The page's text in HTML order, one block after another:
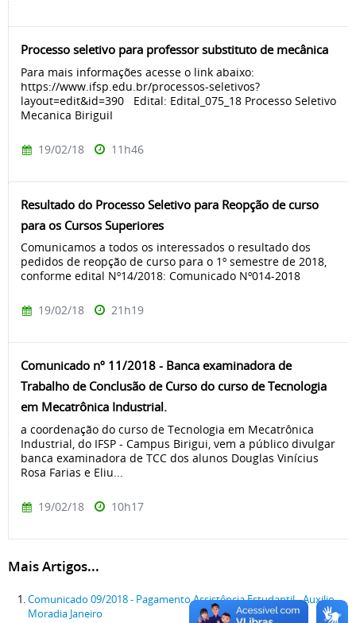
Processo seletivo para professor substituto de mecânica
Para mais informações acesse o link abaixo:
https://www.ifsp.edu.br/processos-seletivos?
layout=edit&id=390 Edital: Edital_075_18 Processo Seletivo
Mecanica BiriguiI
19/02/18 11h46
Resultado do Processo Seletivo para Reopção de curso
para os Cursos Superiores
Comunicamos a todos os interessados o resultado dos
pedidos de reopção de curso para o 1º semestre de 2018,
conforme edital Nº14/2018: Comunicado Nº014-2018
19/02/18 21h19
Comunicado nº 11/2018 - Banca examinadora de
Trabalho de Conclusão de Curso do curso de Tecnologia
em Mecatrônica Industrial.
a coordenação do curso de Tecnologia em Mecatrônica
Industrial, do IFSP - Campus Birigui, vem a público divulgar
banca examinadora de TCC dos alunos Douglas Vinícius
Rosa Farias e Eliu...
19/02/18 10h17
Mais Artigos...
Comunicado 09/2018 - Pagamento Assistência Estudantil - Auxilio
Moradia Janeiro